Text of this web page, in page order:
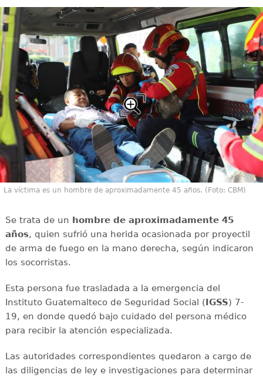
La víctima es un hombre de aproximadamente 45 años. (Foto: CBM)
Se trata de un hombre de aproximadamente 45
años, quien sufrió una herida ocasionada por proyectil
de arma de fuego en la mano derecha, según indicaron
los socorristas.
Esta persona fue trasladada a la emergencia del
Instituto Guatemalteco de Seguridad Social (IGSS) 7-
19, en donde quedó bajo cuidado del persona médico
para recibir la atención especializada.
Las autoridades correspondientes quedaron a cargo de
las diligencias de ley e investigaciones para determinar